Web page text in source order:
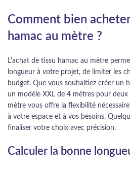
Comment bien
hamac au mètre ?
L'achat de tissu hamac au mètre
longueur à votre projet, de limiter les
budget. Que vous souhaitiez créer un
un modèle XXL de 4 mètres pour
mètre vous offre la flexibilité
à votre espace et à vos besoins.
finaliser votre choix avec précision.
Calculer la bonne